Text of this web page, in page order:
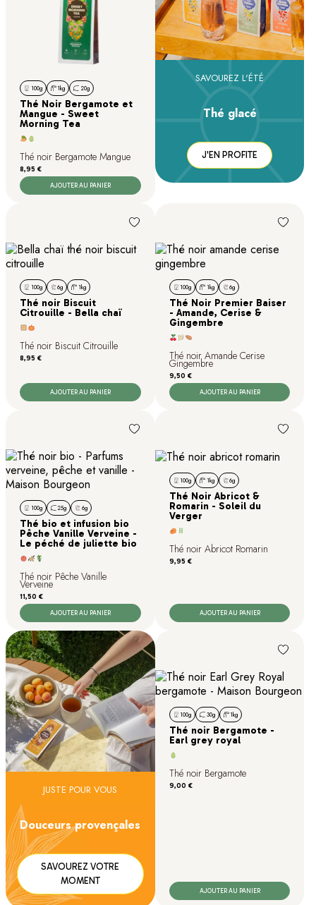
100g 1kg 20g
Thé Noir Bergamote et
Mangue - Sweet
Morning Tea
Thé noir Bergamote Mangue
Prix
8,95 €
AJOUTER AU PANIER
SAVOUREZ L'ÉTÉ
Thé glacé
J'EN PROFITE
100g 6g 1kg
Thé noir Biscuit
Citrouille - Bella chaï
Thé noir Biscuit Citrouille
Prix
8,95 €
AJOUTER AU PANIER
100g 1kg 6g
Thé Noir Premier Baiser
- Amande, Cerise &
Gingembre
Thé noir Amande Cerise
Gingembre
Prix
9,50 €
AJOUTER AU PANIER
100g 25g 6g
Thé bio et infusion bio
Pêche Vanille Verveine -
Le péché de juliette bio
Thé noir Pêche Vanille
Verveine
Prix
11,50 €
AJOUTER AU PANIER
100g 1kg 6g
Thé Noir Abricot &
Romarin - Soleil du
Verger
Thé noir Abricot Romarin
Prix
9,95 €
AJOUTER AU PANIER
JUSTE POUR VOUS
Douceurs provençales
SAVOUREZ VOTRE
MOMENT
100g 30g 1kg
Thé noir Bergamote -
Earl grey royal
Thé noir Bergamote
Prix
9,00 €
AJOUTER AU PANIER